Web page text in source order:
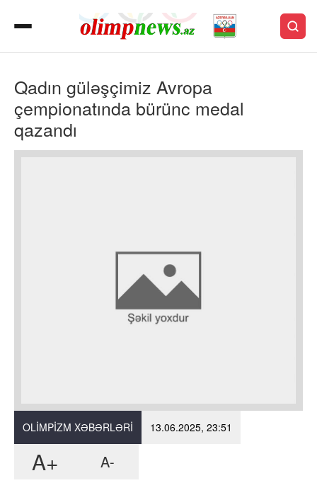
Qadın güləşçimiz Avropa
çempionatında bürünc medal
qazandı
OLIMPIZM XƏBƏRLƏRI 13.06.2025, 23:51
A+ A-